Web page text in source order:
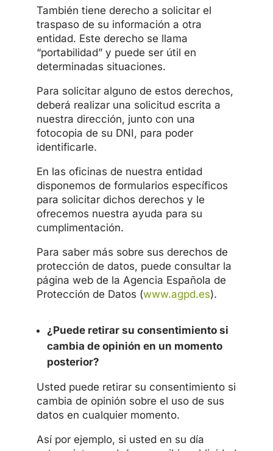
También tiene derecho a solicitar el
traspaso de su información a otra
entidad. Este derecho se llama
“portabilidad” y puede ser útil en
determinadas situaciones.
Para solicitar alguno de estos derechos,
deberá realizar una solicitud escrita a
nuestra dirección, junto con una
fotocopia de su DNI, para poder
identificarle.
En las oficinas de nuestra entidad
disponemos de formularios específicos
para solicitar dichos derechos y le
ofrecemos nuestra ayuda para su
cumplimentación.
Para saber más sobre sus derechos de
protección de datos, puede consultar la
página web de la Agencia Española de
Protección de Datos (www.agpd.es).
¿Puede retirar su consentimiento si
cambia de opinión en un momento
posterior?
Usted puede retirar su consentimiento si
cambia de opinión sobre el uso de sus
datos en cualquier momento.
Así por ejemplo, si usted en su día